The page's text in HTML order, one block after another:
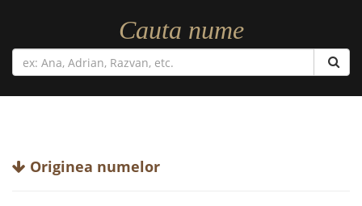
Cauta nume
Originea numelor